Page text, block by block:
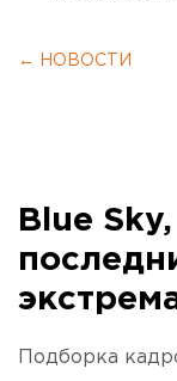
← НОВОСТИ
Blue
Подборка